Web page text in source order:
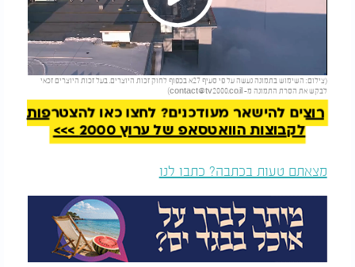
Play
Video
(צילום: השימוש בתמונה נעשה על פי סעיף 27א בכפוף לחוק זכות היוצרים. בעל זכות היוצרים זכאי
לבקש את הסרת התמונה מ- contact@tv2000.co.il
)
להמשך קריאה
רוצים להישאר מעודכנים? לחצו כאן להצטרפות
לקבוצות הוואטסאפ של ערוץ 2000 >>>
מצאתם טעות בכתבה? כתבו לנו